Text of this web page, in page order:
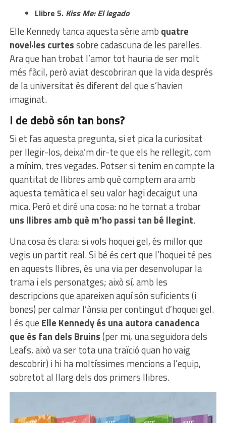
Llibre 5.Kiss Me: El legado
Elle Kennedy tanca aquesta sèrie amb quatre
novel·les curtessobre cadascuna de les parelles.
Ara que han trobat l’amor tot hauria de ser molt
més fàcil, però aviat descobriran que la vida després
de la universitat és diferent del que s’havien
imaginat.
I de debò són tan bons?
Si et fas aquesta pregunta, si et pica la curiositat
per llegir-los, deixa’m dir-te que els he rellegit, com
a mínim, tres vegades. Potser si tenim en compte la
quantitat de llibres amb què comptem ara amb
aquesta temàtica el seu valor hagi decaigut una
mica. Però et diré una cosa: no he tornat a trobar
uns llibres amb què m’ho passi tan bé llegint.
Una cosa és clara: si vols hoquei gel, és millor que
vegis un partit real. Si bé és cert que l’hoquei té pes
en aquests llibres, és una via per desenvolupar la
trama i els personatges; això sí, amb les
descripcions que apareixen aquí són suficients (i
bones) per calmar l’ànsia per contingut d’hoquei gel.
I és que Elle Kennedy és una autora canadenca
que és fan dels Bruins(per mi, una seguidora dels
Leafs, això va ser tota una traïció quan ho vaig
descobrir) i hi ha moltíssimes mencions a l’equip,
sobretot al llarg dels dos primers llibres.